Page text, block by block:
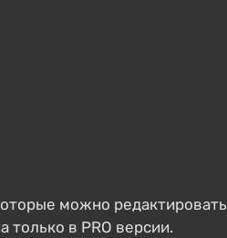
можно
в PRO версии.